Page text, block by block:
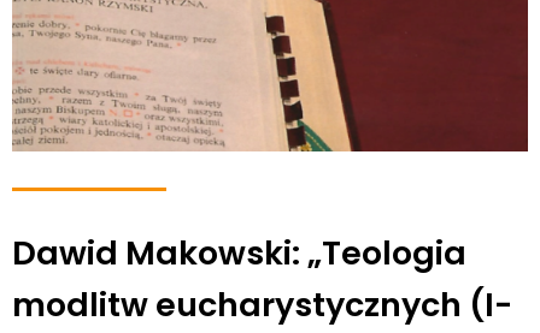
Dawid Makowski: „Teologia
modlitw eucharystycznych (I-